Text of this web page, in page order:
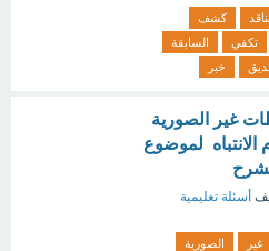
كشف
تكفي
السابقة
خبر
غير الصورية
لموضوع
أسئلة تعليمية
غير
الصورية